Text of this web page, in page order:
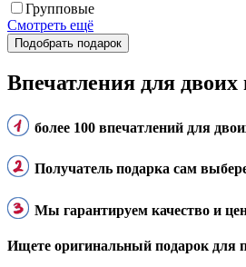
Групповые
Смотреть ещё
Впечатления для двоих
более 100 впечатлений для
Получатель подарка сам
Мы гарантируем качество и
Ищете оригинальный подарок для